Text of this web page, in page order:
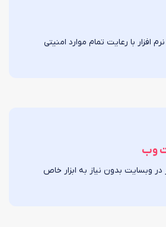
افزار با رعایت تمام موارد امنیتی
وب
در وبسایت بدون نیاز به ابزار خاص